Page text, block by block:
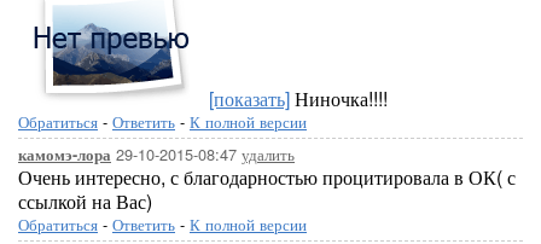
[показать]Ниночка!!!!
Обратиться - Ответить - К полной версии
камомэ-лора 29-10-2015-08:47 удалить
Очень интересно, с благодарностью процитировала в ОК( с
ссылкой на Вас)
Обратиться - Ответить - К полной версии